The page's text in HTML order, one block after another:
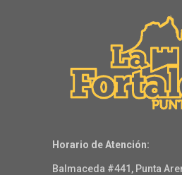
Horario de Atención:
Balmaceda #441, Punta